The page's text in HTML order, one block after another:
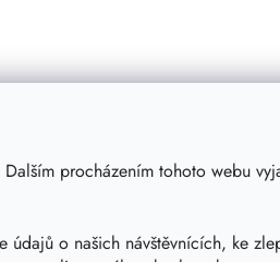
procházením tohoto webu
údajů o našich návštěvnících, ke
DARK